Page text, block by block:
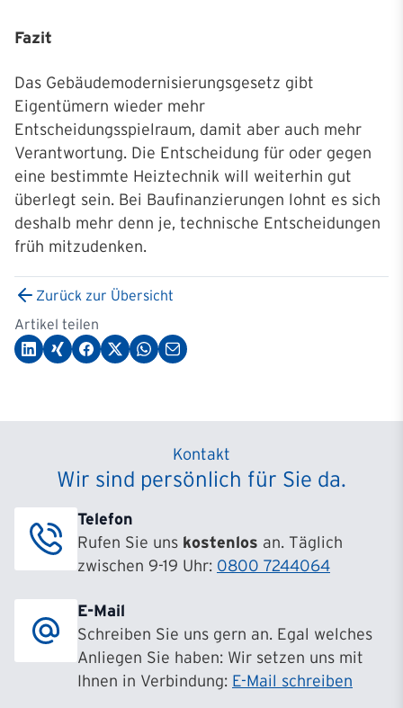
Fazit
Das Gebäudemodernisierungsgesetz gibt
Eigentümern wieder mehr
Entscheidungsspielraum, damit aber auch mehr
Verantwortung. Die Entscheidung für oder gegen
eine bestimmte Heiztechnik will weiterhin gut
überlegt sein. Bei Baufinanzierungen lohnt es sich
deshalb mehr denn je, technische Entscheidungen
früh mitzudenken.
Zurück zur Übersicht
Artikel teilen
Kontakt
Wir sind persönlich für Sie da.
Telefon
Rufen Sie uns kostenlos an. Täglich
zwischen 9-19 Uhr: 0800 7244064
E-Mail
Schreiben Sie uns gern an. Egal welches
Anliegen Sie haben: Wir setzen uns mit
Ihnen in Verbindung: E-Mail schreiben